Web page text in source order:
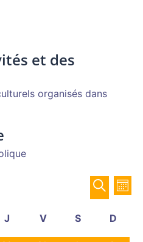
et des
organisés dans
et
de
de
MOIS
J
jeudi
V
vendredi
S
samedi
D